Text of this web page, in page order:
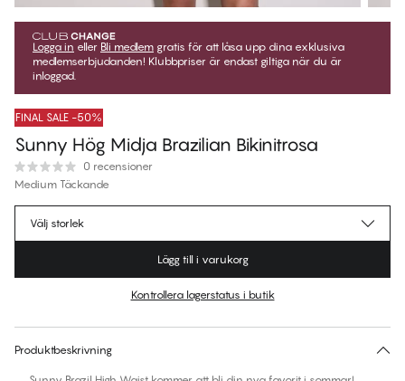
Logga in eller Bli medlem gratis för att låsa upp dina exklusiva
medlemserbjudanden! Klubbpriser är endast giltiga när du är
inloggad.
FINAL SALE -50%
Sunny Hög Midja Brazilian Bikinitrosa
0 recensioner
Medium Täckande
359,00 krOrdinarie pris
Ingen storlek föreslås för den här produkten
Välj storlek
Lägg till i varukorg
Kontrollera lagerstatus i butik
Produktbeskrivning